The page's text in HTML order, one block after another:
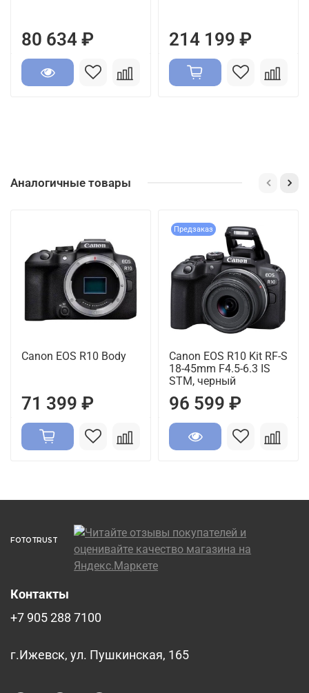
80 634 ₽ 214 199 ₽
Аналогичные товары
Canon EOS R10 Body
71 399 ₽
Предзаказ
Canon EOS R10 Kit RF-S
18-45mm F4.5-6.3 IS
STM, черный
96 599 ₽
FOTOTRUST
Контакты
+7 905 288 7100
г.Ижевск, ул. Пушкинская, 165